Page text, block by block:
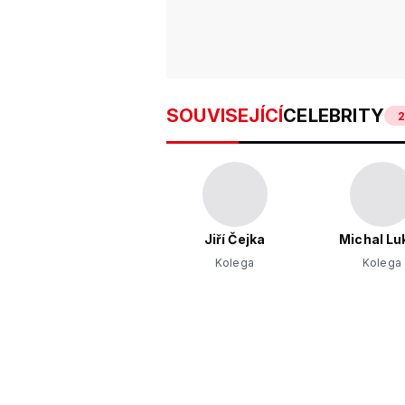
SOUVISEJÍCÍCELEBRITY 2
Jiří Čejka
Kolega
Michal
Kolega